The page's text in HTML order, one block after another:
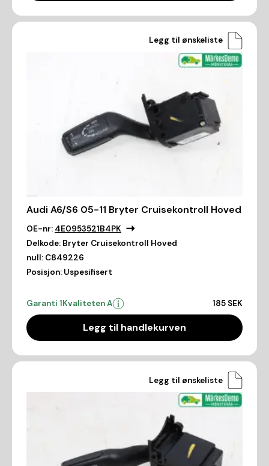
Legg til ønskeliste
Audi A6/S6 05-11 Bryter Cruisekontroll Hoved
OE-nr: 4E0953521B4PK
Delkode: Bryter Cruisekontroll Hoved
null: C849226
Posisjon: Uspesifisert
Garanti 1Kvaliteten A 185 SEK
Legg til handlekurven
Legg til ønskeliste